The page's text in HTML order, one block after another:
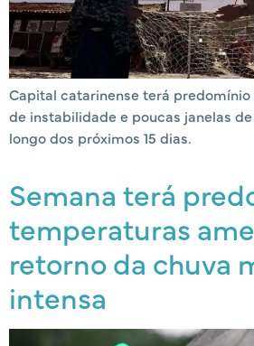
Capital catarinense terá predomínio
de instabilidade e poucas janelas
longo dos próximos 15 dias.
Semana terá
temperaturas
retorno da chuva
intensa